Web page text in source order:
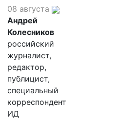
08 августа
Андрей
Колесников
российский
журналист,
редактор,
публицист,
специальный
корреспондент
ИД